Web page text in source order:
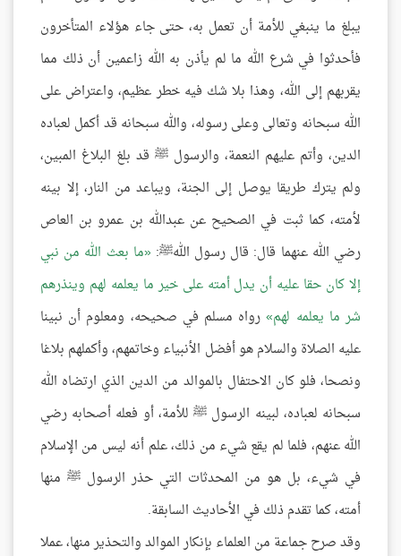
يبلغ ما ينبغي للأمة أن تعمل به، حتى جاء هؤلاء المتأخرون
فأحدثوا في شرع الله ما لم يأذن به الله زاعمين أن ذلك مما
يقربهم إلى الله، وهذا بلا شك فيه خطر عظيم، واعتراض على
الله سبحانه وتعالى وعلى رسوله، والله سبحانه قد أكمل لعباده
الدين، وأتم عليهم النعمة، والرسول ﷺ قد بلغ البلاغ المبين،
ولم يترك طريقا يوصل إلى الجنة، ويباعد من النار، إلا بينه
لأمته، كما ثبت في الصحيح عن عبدالله بن عمرو بن العاص
رضي الله عنهما قال: قال رسول اللهﷺ: ما بعث الله من نبي
إلا كان حقا عليه أن يدل أمته على خير ما يعلمه لهم وينذرهم
شر ما يعلمه لهم رواه مسلم في صحيحه، ومعلوم أن نبينا
عليه الصلاة والسلام هو أفضل الأنبياء وخاتمهم، وأكملهم بلاغا
ونصحا، فلو كان الاحتفال بالموالد من الدين الذي ارتضاه الله
سبحانه لعباده، لبينه الرسول ﷺ للأمة، أو فعله أصحابه رضي
الله عنهم، فلما لم يقع شيء من ذلك، علم أنه ليس من الإسلام
في شيء، بل هو من المحدثات التي حذر الرسول ﷺ منها
أمته، كما تقدم ذلك في الأحاديث السابقة.
وقد صرح جماعة من العلماء بإنكار الموالد والتحذير منها، عملا